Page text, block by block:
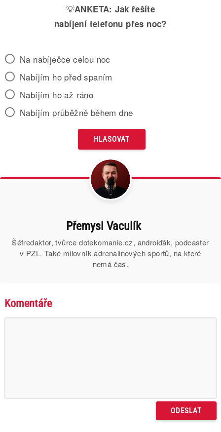
💡ANKETA: Jak řešíte
nabíjení telefonu přes noc?
Na nabíječce celou noc
Nabíjím ho před spaním
Nabíjím ho až ráno
Nabíjím průběžně během dne
Přemysl Vaculík
Šéfredaktor, tvůrce dotekomanie.cz, androiďák, podcaster
v PZL. Také milovník adrenalinových sportů, na které
nemá čas.
Komentáře